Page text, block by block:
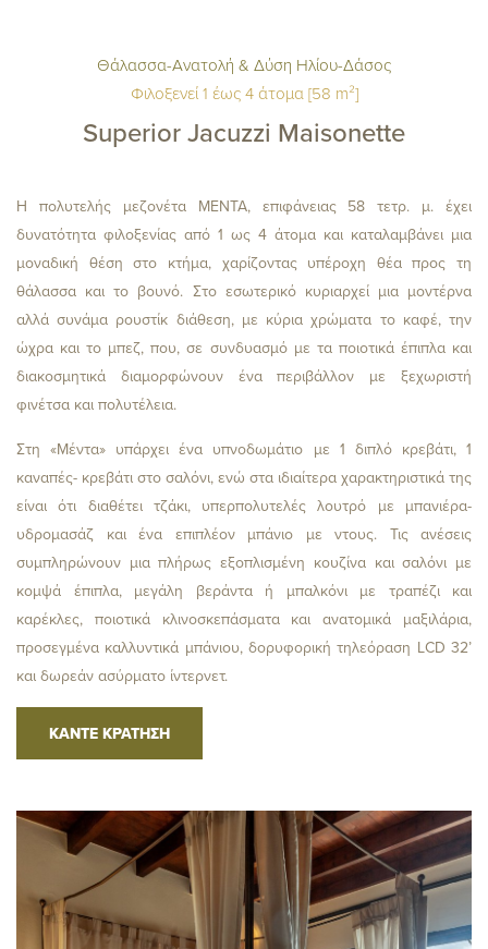
ΔΩΜΑΤΙΑ ΕΝΗΛΙΚΕΣ
Θάλασσα-Ανατολή & Δύση Ηλίου-Δάσος
Φιλοξενεί 1 έως 4 άτομα [58 m²]
Superior Jacuzzi Maisonette
Η πολυτελής μεζονέτα ΜΕΝΤΑ, επιφάνειας 58 τετρ. μ. έχει
δυνατότητα φιλοξενίας από 1 ως 4 άτομα και καταλαμβάνει μια
μοναδική θέση στο κτήμα, χαρίζοντας υπέροχη θέα προς τη
θάλασσα και το βουνό. Στο εσωτερικό κυριαρχεί μια μοντέρνα
αλλά συνάμα ρουστίκ διάθεση, με κύρια χρώματα το καφέ, την
ώχρα και το μπεζ, που, σε συνδυασμό με τα ποιοτικά έπιπλα και
διακοσμητικά διαμορφώνουν ένα περιβάλλον με ξεχωριστή
φινέτσα και πολυτέλεια.
Στη «Μέντα» υπάρχει ένα υπνοδωμάτιο με 1 διπλό κρεβάτι, 1
καναπές- κρεβάτι στο σαλόνι, ενώ στα ιδιαίτερα χαρακτηριστικά της
είναι ότι διαθέτει τζάκι, υπερπολυτελές λουτρό με μπανιέρα-
υδρομασάζ και ένα επιπλέον μπάνιο με ντους. Τις ανέσεις
συμπληρώνουν μια πλήρως εξοπλισμένη κουζίνα και σαλόνι με
κομψά έπιπλα, μεγάλη βεράντα ή μπαλκόνι με τραπέζι και
καρέκλες, ποιοτικά κλινοσκεπάσματα και ανατομικά μαξιλάρια,
προσεγμένα καλλυντικά μπάνιου, δορυφορική τηλεόραση LCD 32’
και δωρεάν ασύρματο ίντερνετ.
ΚΑΝΤΕ ΚΡΑΤΗΣΗ